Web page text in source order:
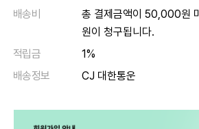
배송비
총 결제금액이 50,000원
원이 청구됩니다.
적립금
1%
배송정보
CJ 대한통운